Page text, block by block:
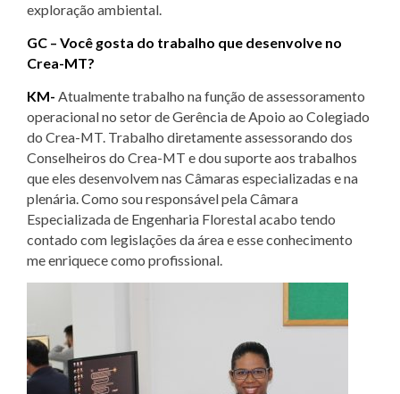
exploração ambiental.
GC – Você gosta do trabalho que desenvolve no
Crea-MT?
KM- Atualmente trabalho na função de assessoramento
operacional no setor de Gerência de Apoio ao Colegiado
do Crea-MT. Trabalho diretamente assessorando dos
Conselheiros do Crea-MT e dou suporte aos trabalhos
que eles desenvolvem nas Câmaras especializadas e na
plenária. Como sou responsável pela Câmara
Especializada de Engenharia Florestal acabo tendo
contado com legislações da área e esse conhecimento
me enriquece como profissional.